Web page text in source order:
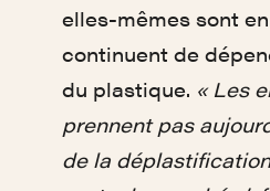
elles-mêmes sont
continuent de
du plastique. « Les
prennent pas
de la